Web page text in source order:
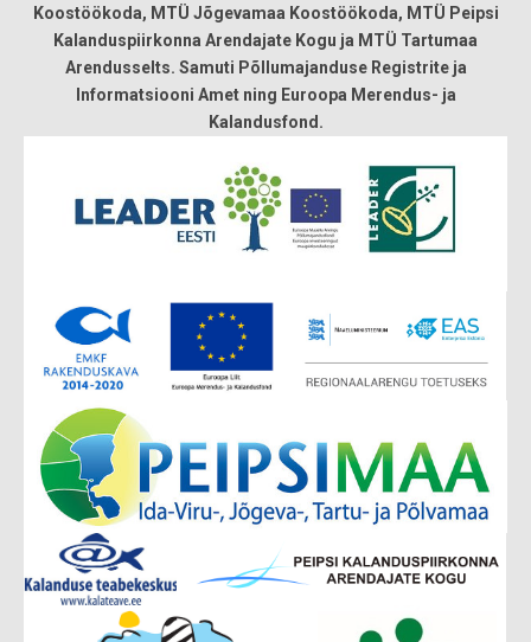
Koostöökoda, MTÜ Jõgevamaa Koostöökoda, MTÜ Peipsi
Kalanduspiirkonna Arendajate Kogu ja MTÜ Tartumaa
Arendusselts. Samuti Põllumajanduse Registrite ja
Informatsiooni Amet ning Euroopa Merendus- ja
Kalandusfond.